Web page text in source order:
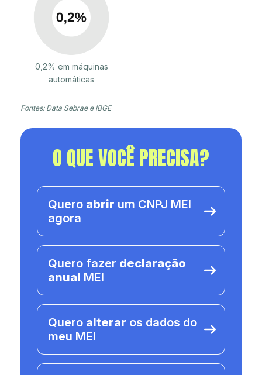
0,2% em máquinas
automáticas
Fontes: Data Sebrae e IBGE
O QUE VOCÊ PRECISA?
Quero abrir um CNPJ MEI
agora
Quero fazer declaração
anual MEI
Quero alterar os dados do
meu MEI